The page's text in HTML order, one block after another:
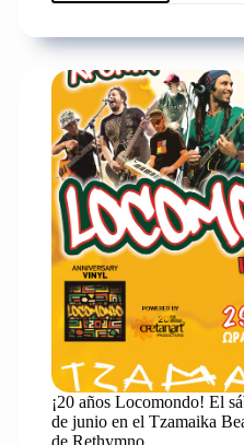
Margaritis
el
Festival
Xenitemenos
de
Kastelli,
el
lunes
5
de
agosto
¡20 años Locomondo! El
de junio en el Tzamaika
de Rethymno.